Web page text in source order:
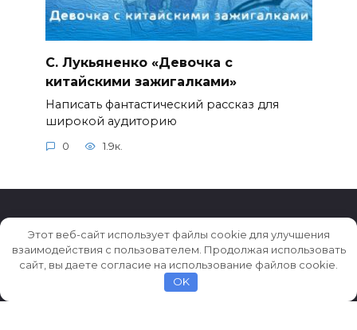
С. Лукьяненко «Девочка с
китайскими зажигалками»
Написать фантастический рассказ для
широкой аудиторию
0 1.9к.
© 2026 Истории ★ Новости ★ Факты ★ Очерки
Этот веб-сайт использует файлы cookie для улучшения
взаимодействия с пользователем. Продолжая использовать
сайт, вы даете согласие на использование файлов cookie.
OK